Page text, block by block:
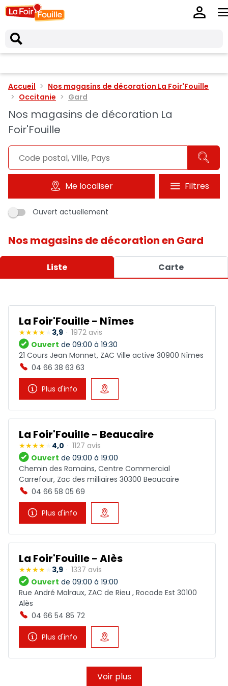
Accueil
Nos magasins de décoration La Foir'Fouille
Occitanie
Gard
Nos magasins de décoration La
Foir'Fouille
Me localiser Filtres
Ouvert actuellement
Nos magasins de décoration en Gard
Liste Carte
La Foir'Fouille - Nîmes
3,9
1972 avis
Ouvert de 09:00 à 19:30
21 Cours Jean Monnet, ZAC Ville active 30900 Nîmes
04 66 38 63 63
Plus d'info
La Foir'Fouille - Beaucaire
4,0
1127 avis
Ouvert de 09:00 à 19:00
Chemin des Romains, Centre Commercial
Carrefour, Zac des milliaires 30300 Beaucaire
04 66 58 05 69
Plus d'info
La Foir'Fouille - Alès
3,9
1337 avis
Ouvert de 09:00 à 19:00
Rue André Malraux, ZAC de Rieu , Rocade Est 30100
Alès
04 66 54 85 72
Plus d'info
Voir plus